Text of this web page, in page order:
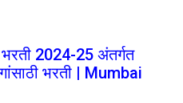
2024-25 अंतर्गत
भरती | Mumbai